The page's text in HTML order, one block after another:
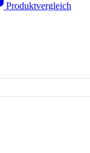
Produktvergleich